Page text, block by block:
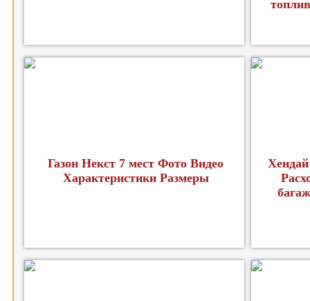
Газон Некст 7 мест Фото Видео
Характеристики Размеры